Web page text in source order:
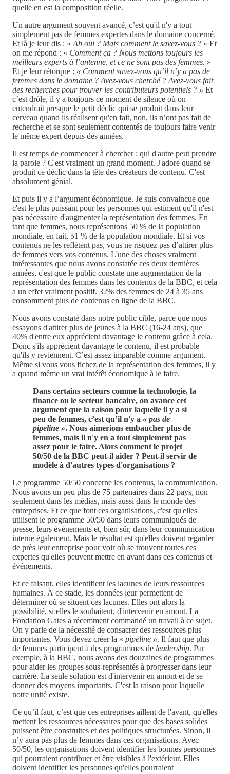
quelle en est la composition réelle.
Un autre argument souvent avancé, c’est qu'il n'y a tout
simplement pas de femmes expertes dans le domaine concerné.
Et là je leur dis : « Ah oui ? Mais comment le savez-vous ? » Et
on me répond : « Comment ça ? Nous mettons toujours les
meilleurs experts à l’antenne, et ce ne sont pas des femmes. »
Et je leur rétorque : « Comment savez-vous qu’il n’y a pas de
femmes dans le domaine ? Avez-vous cherché ? Avez-vous fait
des recherches pour trouver les contributeurs potentiels ? » Et
c’est drôle, il y a toujours ce moment de silence où on
entendrait presque le petit déclic qui se produit dans leur
cerveau quand ils réalisent qu'en fait, non, ils n’ont pas fait de
recherche et se sont seulement contentés de toujours faire venir
le même expert depuis des années.
Il est temps de commencer à chercher : qui d'autre peut prendre
la parole ? C'est vraiment un grand moment. J'adore quand se
produit ce déclic dans la tête des créateurs de contenu. C'est
absolument génial.
Et puis il y a l’argument économique. Je suis convaincue que
c'est le plus puissant pour les personnes qui estiment qu'il n'est
pas nécessaire d'augmenter la représentation des femmes. En
tant que femmes, nous représentons 50 % de la population
mondiale, en fait, 51 % de la population mondiale. Et si vos
contenus ne les reflètent pas, vous ne risquez pas d’attirer plus
de femmes vers vos contenus. L'une des choses vraiment
intéressantes que nous avons constatée ces deux dernières
années, c'est que le public constate une augmentation de la
représentation des femmes dans les contenus de la BBC, et cela
a un effet vraiment positif. 32% des femmes de 24 à 35 ans
consomment plus de contenus en ligne de la BBC.
Nous avons constaté dans notre public cible, parce que nous
essayons d'attirer plus de jeunes à la BBC (16-24 ans), que
40% d'entre eux apprécient davantage le contenu grâce à cela.
Donc s'ils apprécient davantage le contenu, il est probable
qu'ils y reviennent. C’est assez imparable comme argument.
Même si vous vous fichez de la représentation des femmes, il y
a quand même un vrai intérêt économique à le faire.
Dans certains secteurs comme la technologie, la
finance ou le secteur bancaire, on avance cet
argument que la raison pour laquelle il y a si
peu de femmes, c’est qu’il n'y a « pas de
pipeline ». Nous aimerions embaucher plus de
femmes, mais il n'y en a tout simplement pas
assez pour le faire. Alors comment le projet
50/50 de la BBC peut-il aider ? Peut-il servir de
modèle à d'autres types d'organisations ?
Le programme 50/50 concerne les contenus, la communication.
Nous avons un peu plus de 75 partenaires dans 22 pays, non
seulement dans les médias, mais aussi dans le monde des
entreprises. Et ce que font ces organisations, c'est qu'elles
utilisent le programme 50/50 dans leurs communiqués de
presse, leurs événements et, bien sûr, dans leur communication
interne également. Mais le résultat est qu'elles doivent regarder
de près leur entreprise pour voir où se trouvent toutes ces
expertes qu'elles peuvent mettre en avant dans ces contenus et
événements.
Et ce faisant, elles identifient les lacunes de leurs ressources
humaines. À ce stade, les données leur permettent de
déterminer où se situent ces lacunes. Elles ont alors la
possibilité, si elles le souhaitent, d'intervenir en amont. La
Fondation Gates a récemment commandé un travail à ce sujet.
On y parle de la nécessité de consacrer des ressources plus
importantes. Vous devez créer la « pipeline ». Il faut que plus
de femmes participent à des programmes de leadership. Par
exemple, à la BBC, nous avons des douzaines de programmes
pour aider les groupes sous-représentés à progresser dans leur
carrière. La seule solution est d'intervenir en amont et de se
donner des moyens importants. C'est la raison pour laquelle
notre unité existe.
Ce qu’il faut, c’est que ces entreprises aillent de l'avant, qu'elles
mettent les ressources nécessaires pour que des bases solides
puissent être construites et des politiques structurées. Sinon, il
n’y aura pas plus de femmes dans ces organisations. Avec
50/50, les organisations doivent identifier les bonnes personnes
qui pourraient contribuer et être visibles à l'extérieur. Elles
doivent identifier les personnes qu'elles pourraient